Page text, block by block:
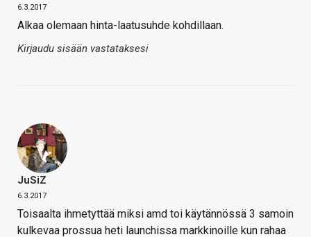
6.3.2017
Alkaa olemaan hinta-laatusuhde kohdillaan.
Kirjaudu sisään vastataksesi
JuSiZ
6.3.2017
Toisaalta ihmetyttää miksi amd toi käytännössä 3 samoin
kulkevaa prossua heti launchissa markkinoille kun rahaa